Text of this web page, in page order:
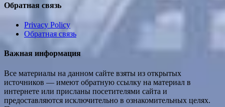
Обратная связь
Privacy Policy
Обратная связь
Важная информация
Все материалы на данном сайте взяты из открытых
источников — имеют обратную ссылку на материал в
интернете или присланы посетителями сайта и
предоставляются исключительно в ознакомительных целях.